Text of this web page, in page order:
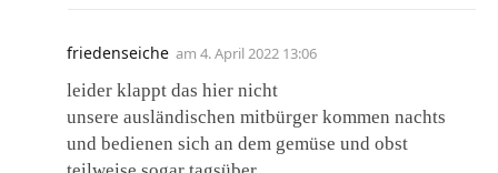
friedenseiche am 4. April 2022 13:06
leider klappt das hier nicht
unsere ausländischen mitbürger kommen nachts
und bedienen sich an dem gemüse und obst